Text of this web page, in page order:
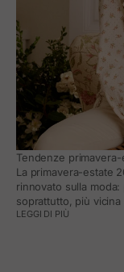
Tendenze
La primavera-estate
rinnovato sulla
soprattutto, più vicina
LEGGI DI PIÙ